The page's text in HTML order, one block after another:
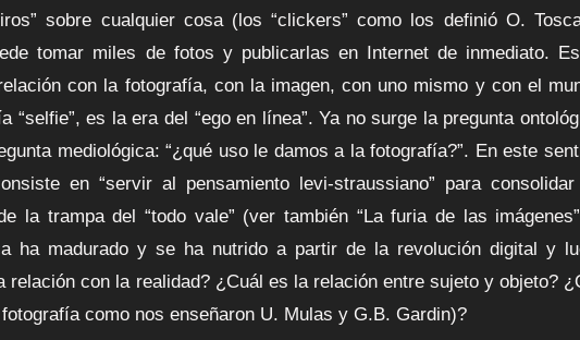
sobre cualquier cosa (los “clickers” como los definió O.
tomar miles de fotos y publicarlas en Internet de inmediato.
con la fotografía, con la imagen, con uno mismo y con el
“selfie”, es la era del “ego en línea”. Ya no surge la pregunta
mediológica: “¿qué uso le damos a la fotografía?”. En este
en “servir al pensamiento levi-straussiano” para
la trampa del “todo vale” (ver también “La furia de las
ha madurado y se ha nutrido a partir de la revolución digital y
con la realidad? ¿Cuál es la relación entre sujeto y objeto?
fotografía como nos enseñaron U. Mulas y G.B. Gardin)?